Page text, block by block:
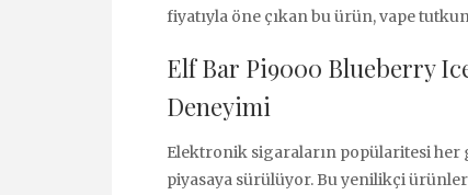
fiyatıyla öne çıkan bu ürün, vape
Elf Bar Pi9000 Blueberry
Deneyimi
Elektronik sigaraların popülaritesi
piyasaya sürülüyor. Bu yenilikçi